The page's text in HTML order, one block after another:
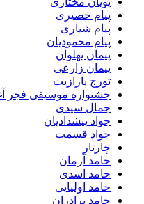
پیام حصیری
پیام شیاری
پیام محمودیان
پیمان پهلوان
پیمان زارعی
تورج پارازیت
جشنواره موسیقی فجر
جمال سیدی
جواد پیشدادیان
جواد قسمت
چارتار
حامد آرمان
حامد اسدی
حامد اولیایی
حامد برادران